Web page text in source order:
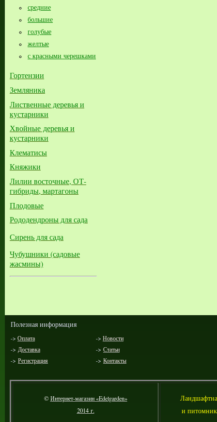
средние
большие​
голубые
желтые
с красными черешками
Гортензии
Земляника
Лиственные деревья и
кустарники
Хвойные деревья и
кустарники
Клематисы
Княжики
Лилии восточные, ОТ-
гибриды, мартагоны
Плодовые
Рододендроны для сада
Сирень для сада
Чубушники (садовые
жасмины)
Полезная информация
-> Оплата -> Новости
-> Доставка -> Статьи
-> Регистрация -> Контакты
©Интернет-магазин «Edelgarden»
2014 г.
Л
и питомник